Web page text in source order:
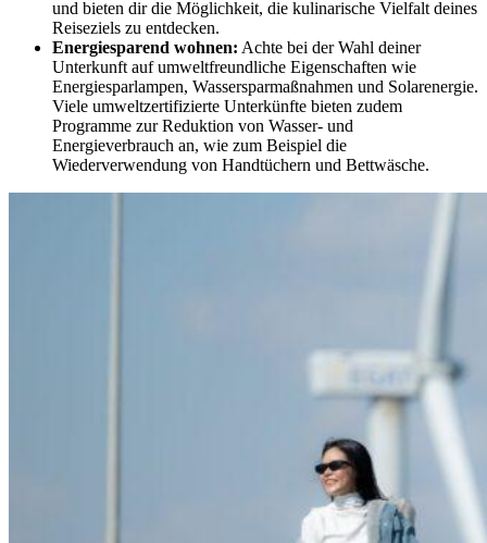
und bieten dir die Möglichkeit, die kulinarische Vielfalt deines
Reiseziels zu entdecken.
Energiesparend wohnen: Achte bei der Wahl deiner
Unterkunft auf umweltfreundliche Eigenschaften wie
Energiesparlampen, Wassersparmaßnahmen und Solarenergie.
Viele umweltzertifizierte Unterkünfte bieten zudem
Programme zur Reduktion von Wasser- und
Energieverbrauch an, wie zum Beispiel die
Wiederverwendung von Handtüchern und Bettwäsche.